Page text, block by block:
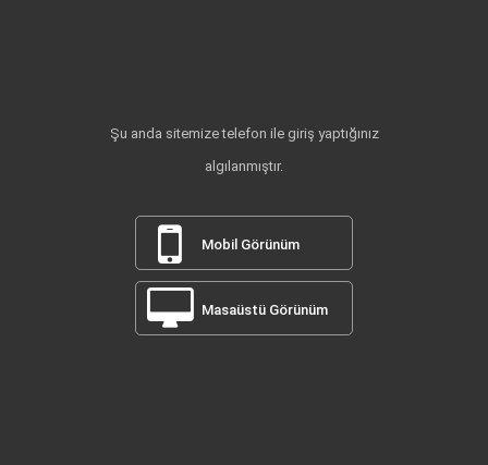
Şu anda sitemize telefon ile giriş yaptığınız
algılanmıştır.
Mobil Görünüm
Masaüstü Görünüm